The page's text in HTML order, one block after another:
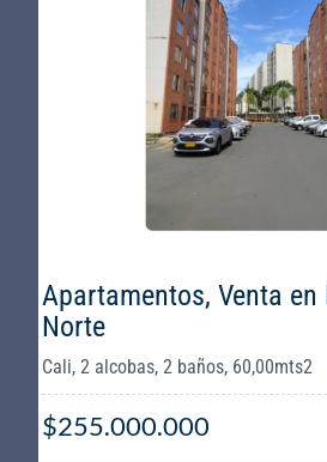
Apartamentos, Venta en
Norte
Cali, 2 alcobas, 2 baños, 60,00mts2
$255.000.000